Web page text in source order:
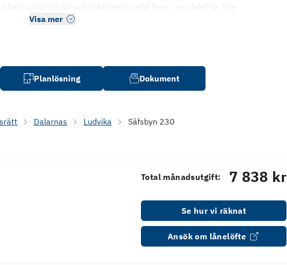
bastu, tvättstuga och laddning för elbil finns i området för före
Visa mer
Planlösning Dokument
Dalarnas Ludvika Säfsbyn 230
Total månadsutgift: 7 838 kr
Se hur vi räknat
Ansök om lånelöfte